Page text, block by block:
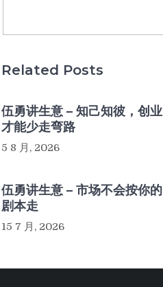
Related Posts
伍勇讲生意 – 知己知彼，创业
才能少走弯路
5 8 月, 2026
伍勇讲生意 – 市场不会按你的
剧本走
15 7 月, 2026